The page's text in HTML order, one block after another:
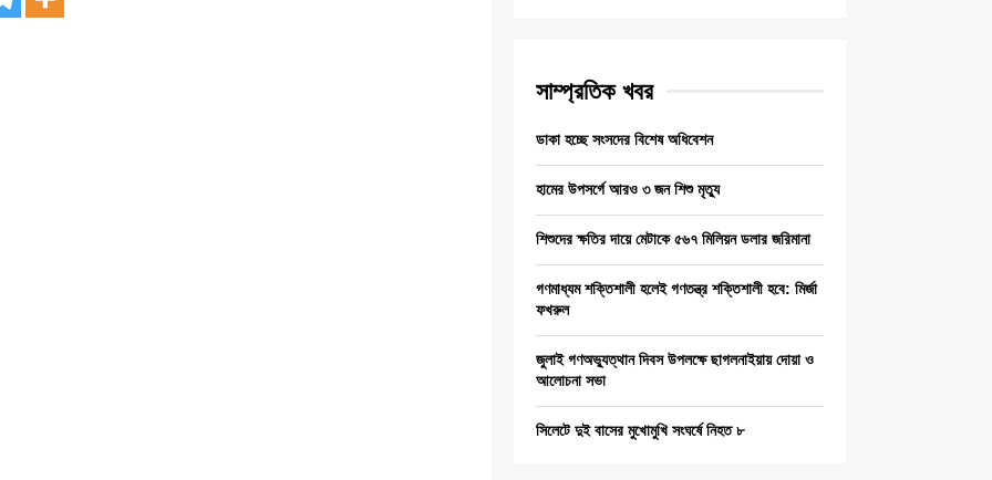
সাম্প্রতিক খবর
ডাকা হচ্ছে সংসদের বিশেষ অধিবেশন
হামের উপসর্গে আরও ৩ জন শিশু মৃত্যু
শিশুদের ক্ষতির দায়ে মেটাকে ৫৬৭ মিলিয়ন ডলার জরিমানা
গণমাধ্যম শক্তিশালী হলেই গণতন্ত্র শক্তিশালী হবে: মির্জা
ফখরুল
জুলাই গণঅভ্যুত্থান দিবস উপলক্ষে ছাগলনাইয়ায় দোয়া ও
আলোচনা সভা
সিলেটে দুই বাসের মুখোমুখি সংঘর্ষে নিহত ৮